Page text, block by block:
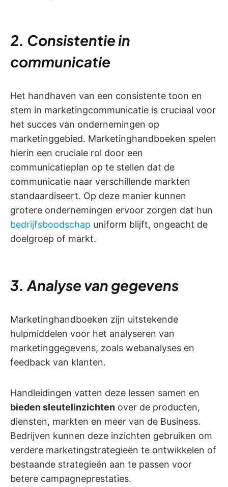
2. Consistentie in
communicatie
Het handhaven van een consistente toon en
stem in marketingcommunicatie is cruciaal voor
het succes van ondernemingen op
marketinggebied. Marketinghandboeken spelen
hierin een cruciale rol door een
communicatieplan op te stellen dat de
communicatie naar verschillende markten
standaardiseert. Op deze manier kunnen
grotere ondernemingen ervoor zorgen dat hun
bedrijfsboodschap uniform blijft, ongeacht de
doelgroep of markt.
3. Analyse van gegevens
Marketinghandboeken zijn uitstekende
hulpmiddelen voor het analyseren van
marketinggegevens, zoals webanalyses en
feedback van klanten.
Handleidingen vatten deze lessen samen en
bieden sleutelinzichten over de producten,
diensten, markten en meer van de Business.
Bedrijven kunnen deze inzichten gebruiken om
verdere marketingstrategieën te ontwikkelen of
bestaande strategieën aan te passen voor
betere campagneprestaties.